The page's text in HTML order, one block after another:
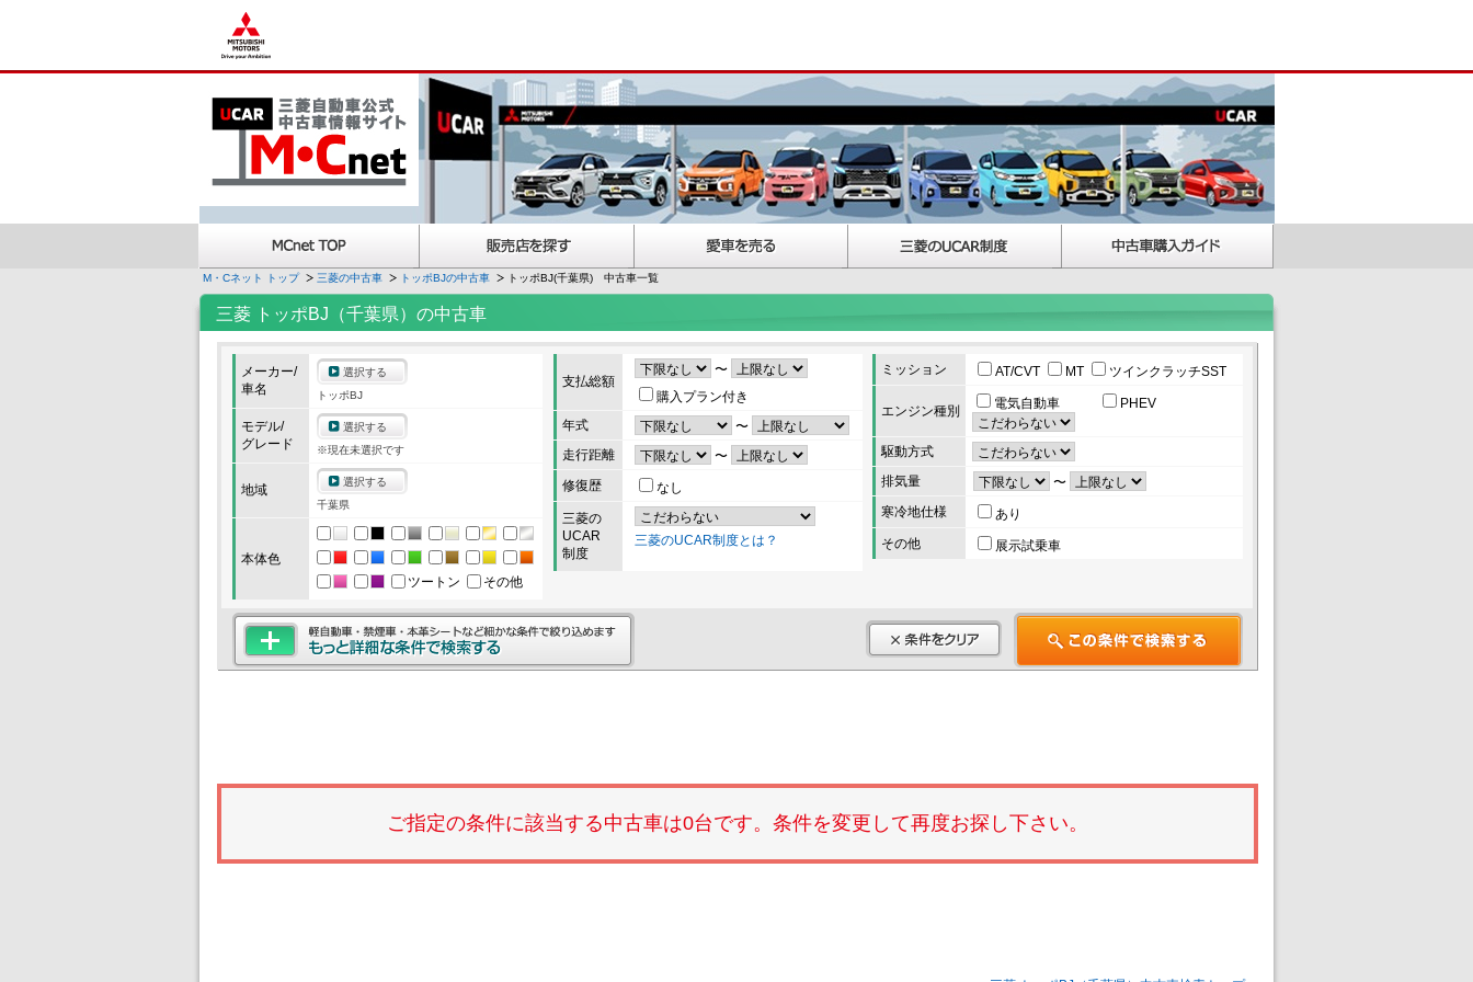
M・Cネット トップ 三菱の中古車 トッポBJの中古車 トッポBJ(千葉県) 中古車一覧
三菱 トッポBJ（千葉県）の中古車
メーカー/
車名
選択する
トッポBJ
モデル/
グレード
選択する
※現在未選択です
地域
選択する
千葉県
本体色
ツートン
その他
支払総額
〜
購入プラン付き
年式
〜
走行距離
〜
修復歴
なし
三菱の
UCAR
制度
三菱のUCAR制度とは？
ミッション AT/CVT MT ツインクラッチSST
エンジン種別 電気自動車 PHEV
駆動方式
排気量
〜
寒冷地仕様
あり
その他
展示試乗車
ご指定の条件に該当する中古車は0台です。条件を変更して再度お探し下さい。